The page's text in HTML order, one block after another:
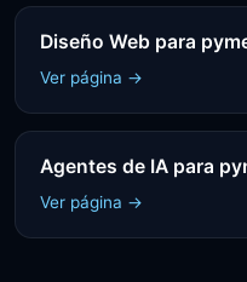
Diseño Web para
Ver página →
Agentes de IA para
Ver página →